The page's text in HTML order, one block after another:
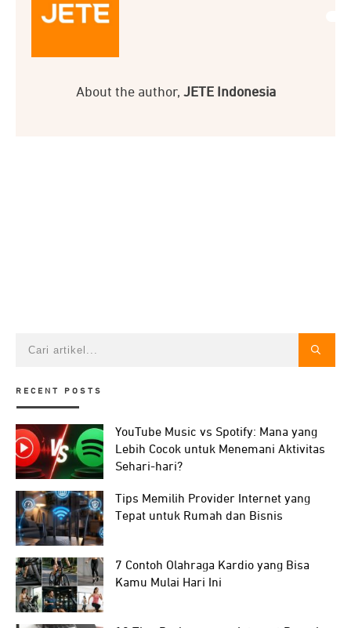
About the author, JETE Indonesia
RECENT POSTS
YouTube Music vs Spotify: Mana yang
Lebih Cocok untuk Menemani Aktivitas
Sehari-hari?
Tips Memilih Provider Internet yang
Tepat untuk Rumah dan Bisnis
7 Contoh Olahraga Kardio yang Bisa
Kamu Mulai Hari Ini